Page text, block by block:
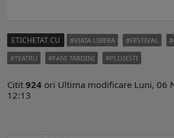
ETICHETAT CU VIATA LIBERA FESTIVAL
TEATRU
FANI TARDINI PLOIESTI
Citit 924 ori Ultima modificare Luni, 06
12:13